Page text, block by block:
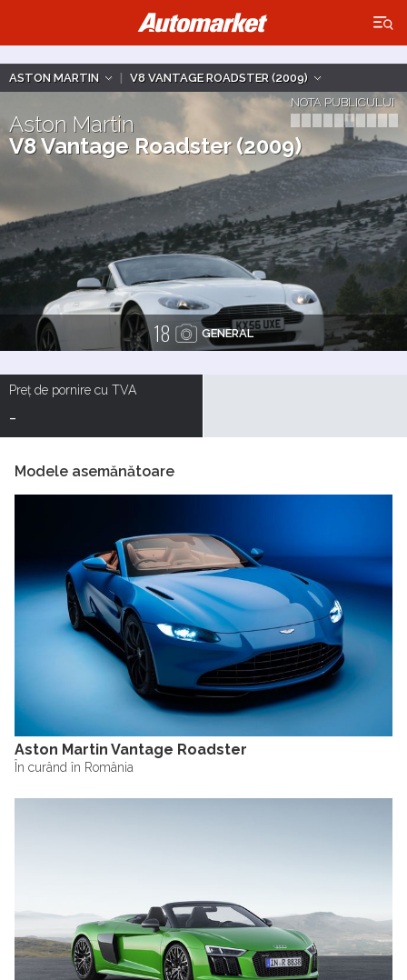
×
ASTON MARTIN | V8 VANTAGE ROADSTER (2009)
Aston Martin
V8 Vantage Roadster (2009)
NOTA PUBLICULUI
18 GENERAL
Preț de pornire cu TVA
-
Modele asemănătoare
Aston Martin Vantage Roadster
În curând în România